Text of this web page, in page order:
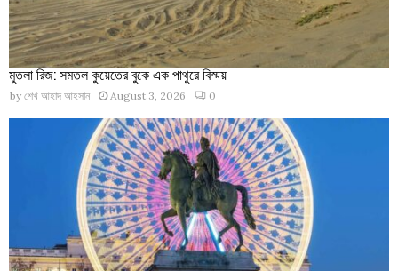
মুতলা রিজ: সমতল কুয়েতের বুকে এক পাথুরে বিস্ময়
by শেখ আহাদ আহসান August 3, 2026 0